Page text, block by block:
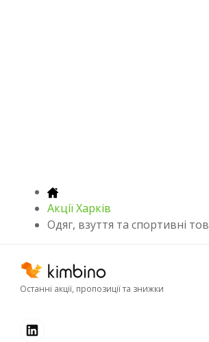
Акції Харків
Одяг, взуття та спортивні
Останні акції, пропозиції та знижки